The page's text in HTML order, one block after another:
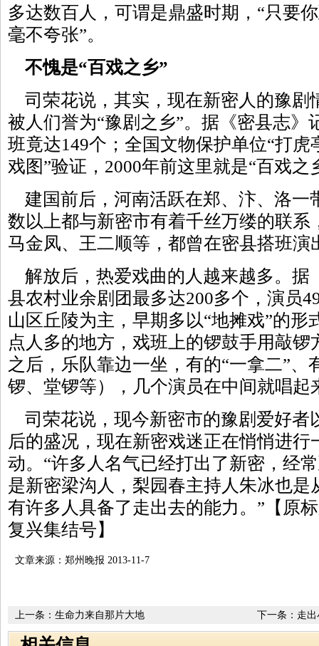
多达数百人，可谓是鼎盛时期，“只要
毫不夸张”。
不愧是“百戏之乡”
司荣花说，其实，现在新密人的豫剧
被人们誉为“豫剧之乡”。据《密县志》
班竟达149个；全国文物保护单位“打虎
戏图”验证，2000年前这里就是“百戏之
建国前后，河南活跃在郑、汴、洛一
数以上都与新密市有着千丝万缕的联系
马金凤、王二顺等，都曾在密县搭班演
解放后，热爱戏曲的人越来越多。据
县农村业余剧团最多达200多个，演员
山区丘陵为主，早期多以“地摊戏”的形
点人多的地方，戏班上的锣鼓手用敲
之后，乐队靠边一坐，有的“一拿二”、
锣、堂锣等），几个演员在中间就唱起
司荣花说，现今新密市的豫剧爱好者
后的盛况，现在新密戏迷正在悄悄进行
动。“许多人名气已经打出了新密，经
是新密梁沟人，梨园春主持人朱冰也是
有许多人具备了走出去的能力。”【原
复兴集结号】
文章来源：郑州晚报 2013-11-7
下一条： 走
艺术中心
上一条： 生命力来自那片大地